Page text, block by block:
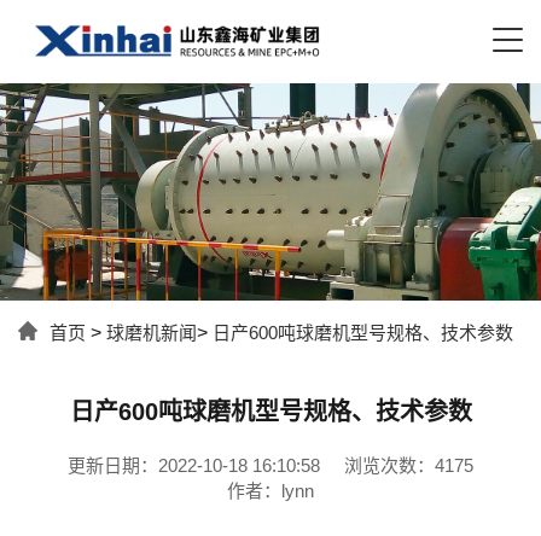
首页 > 球磨机新闻> 日产600吨球磨机型号规格、技术参数
日产600吨球磨机型号规格、技术参数
更新日期：2022-10-18 16:10:58
浏览次数：4175
作者：lynn